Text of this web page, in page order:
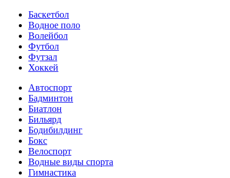
Баскетбол
Водное поло
Волейбол
Футбол
Футзал
Хоккей
Автоспорт
Бадминтон
Биатлон
Бильярд
Бодибилдинг
Бокс
Велоспорт
Водные виды спорта
Гимнастика